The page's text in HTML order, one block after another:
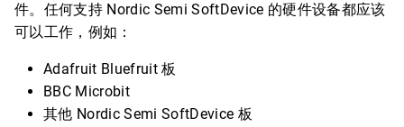
件。任何支持 Nordic Semi SoftDevice 的硬件设备都应该
可以工作，例如：
Adafruit Bluefruit 板
BBC Microbit
其他 Nordic Semi SoftDevice 板